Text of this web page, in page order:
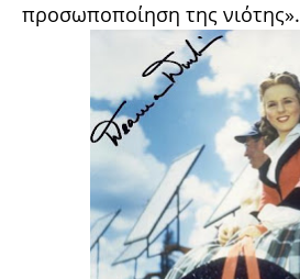
προσωποποίηση της νιότης».